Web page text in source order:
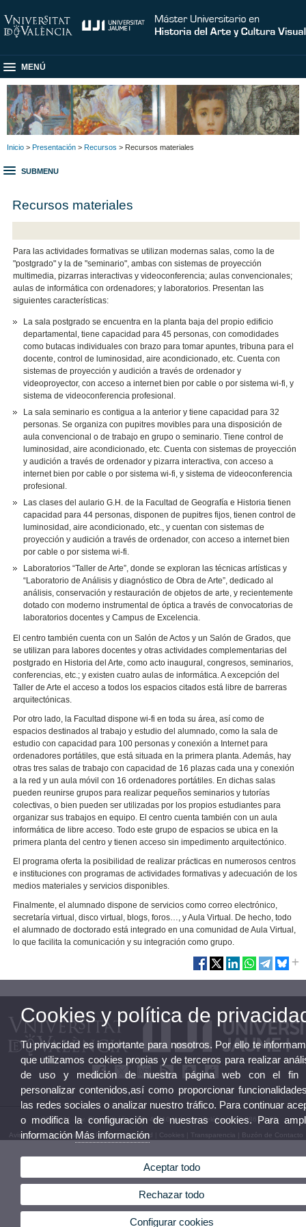
MENÚ
Inicio > Presentación > Recursos > Recursos materiales
SUBMENU
Recursos materiales
Para las actividades formativas se utilizan modernas salas, como la de
"postgrado" y la de "seminario", ambas con sistemas de proyección
multimedia, pizarras interactivas y videoconferencia; aulas convencionales;
aulas de informática con ordenadores; y laboratorios. Presentan las
siguientes características:
La sala postgrado se encuentra en la planta baja del propio edificio
departamental, tiene capacidad para 45 personas, con comodidades
como butacas individuales con brazo para tomar apuntes, tribuna para el
docente, control de luminosidad, aire acondicionado, etc. Cuenta con
sistemas de proyección y audición a través de ordenador y
videoproyector, con acceso a internet bien por cable o por sistema wi-fi, y
sistema de videoconferencia profesional.
La sala seminario es contigua a la anterior y tiene capacidad para 32
personas. Se organiza con pupitres movibles para una disposición de
aula convencional o de trabajo en grupo o seminario. Tiene control de
luminosidad, aire acondicionado, etc. Cuenta con sistemas de proyección
y audición a través de ordenador y pizarra interactiva, con acceso a
internet bien por cable o por sistema wi-fi, y sistema de videoconferencia
profesional.
Las clases del aulario G.H. de la Facultad de Geografía e Historia tienen
capacidad para 44 personas, disponen de pupitres fijos, tienen control de
luminosidad, aire acondicionado, etc., y cuentan con sistemas de
proyección y audición a través de ordenador, con acceso a internet bien
por cable o por sistema wi-fi.
Laboratorios “Taller de Arte”, donde se exploran las técnicas artísticas y
“Laboratorio de Análisis y diagnóstico de Obra de Arte”, dedicado al
análisis, conservación y restauración de objetos de arte, y recientemente
dotado con moderno instrumental de óptica a través de convocatorias de
laboratorios docentes y Campus de Excelencia.
El centro también cuenta con un Salón de Actos y un Salón de Grados, que
se utilizan para labores docentes y otras actividades complementarias del
postgrado en Historia del Arte, como acto inaugural, congresos, seminarios,
conferencias, etc.; y existen cuatro aulas de informática. A excepción del
Taller de Arte el acceso a todos los espacios citados está libre de barreras
arquitectónicas.
Por otro lado, la Facultad dispone wi-fi en toda su área, así como de
espacios destinados al trabajo y estudio del alumnado, como la sala de
estudio con capacidad para 100 personas y conexión a Internet para
ordenadores portátiles, que está situada en la primera planta. Además, hay
otras tres salas de trabajo con capacidad de 16 plazas cada una y conexión
a la red y un aula móvil con 16 ordenadores portátiles. En dichas salas
pueden reunirse grupos para realizar pequeños seminarios y tutorías
colectivas, o bien pueden ser utilizadas por los propios estudiantes para
organizar sus trabajos en equipo. El centro cuenta también con un aula
informática de libre acceso. Todo este grupo de espacios se ubica en la
primera planta del centro y tienen acceso sin impedimento arquitectónico.
El programa oferta la posibilidad de realizar prácticas en numerosos centros
e instituciones con programas de actividades formativas y adecuación de los
medios materiales y servicios disponibles.
Finalmente, el alumnado dispone de servicios como correo electrónico,
secretaría virtual, disco virtual, blogs, foros…, y Aula Virtual. De hecho, todo
el alumnado de doctorado está integrado en una comunidad de Aula Virtual,
lo que facilita la comunicación y su integración como grupo.
© 2026 UV. - Av. Blasco Ibáñez, 28. 46010 Valencia. Teléfono: 96 386 47 23
Aviso legal|Accesibilidad| Política privacidad Cookies Transparencia Buzón de Contacto
Cookies y política de
Tu privacidad es importante para nosotros. Por ello te
que utilizamos cookies propias y de terceros para realizar
de uso y medición de nuestra página web con el fin
personalizar contenidos,así como proporcionar
las redes sociales o analizar nuestro tráfico. Para continuar
o modifica la configuración de nuestras cookies. Para
información Más información
Aceptar todo
Rechazar todo
Configurar cookies